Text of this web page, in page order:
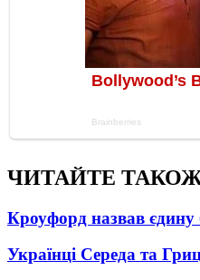
ЧИТАЙТЕ
Кроуфорд назвав єдину
Українці Середа та